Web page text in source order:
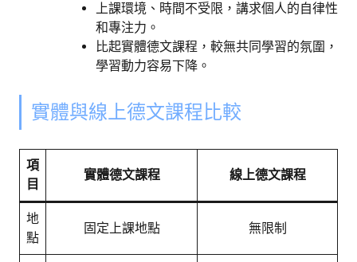
上課環境、時間不受限，講求個人的自律性
和專注力。
比起實體德文課程，較無共同學習的氛圍，
學習動力容易下降。
實體與線上德文課程比較
項
目
實體德文課程 線上德文課程
地
點
固定上課地點 無限制